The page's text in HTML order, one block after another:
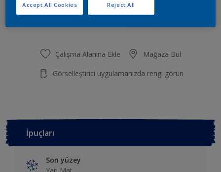
Sepete Ekle
Çalışma Alanına Ekle Mağaza Bul
Görselleştirici uygulamanızda rengi görün
İpuçları
Son yüzey
Reject All
Accept All Cookies